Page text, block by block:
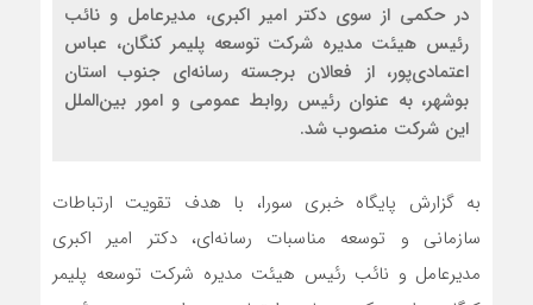
در حکمی از سوی دکتر امیر اکبری، مدیرعامل و نائب
رئیس هیئت مدیره شرکت توسعه پلیمر کنگان، عباس
اعتمادی‌پور، از فعالان برجسته رسانه‌ای جنوب استان
بوشهر، به عنوان رئیس روابط عمومی و امور بین‌الملل
این شرکت منصوب شد.
به گزارش پایگاه خبری سورا، با هدف تقویت ارتباطات
سازمانی و توسعه مناسبات رسانه‌ای، دکتر امیر اکبری
مدیرعامل و نائب رئیس هیئت مدیره شرکت توسعه پلیمر